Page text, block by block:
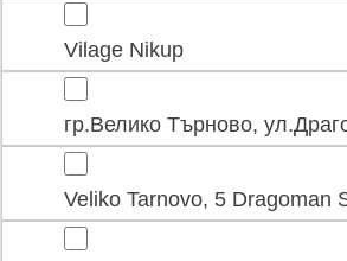
Vilage Nikup
гр.Велико Търново,
Veliko Tarnovo, 5 Dragoman